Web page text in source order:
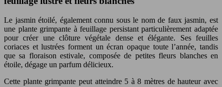
Le jasmin étoilé, également connu sous le nom de faux jasmin, est
une plante grimpante à feuillage persistant particulièrement adaptée
pour créer une clôture végétale dense et élégante. Ses feuilles
coriaces et lustrées forment un écran opaque toute l’année, tandis
que sa floraison estivale, composée de petites fleurs blanches en
étoile, dégage un parfum délicieux.
Cette plante grimpante peut atteindre 5 à 8 mètres de hauteur avec